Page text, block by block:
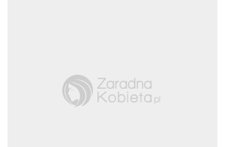
wojny w Ukrainie, staram się z zapartym
tchem śledzić wszystkie najważniejsze
informacje i demaskować pojawiające